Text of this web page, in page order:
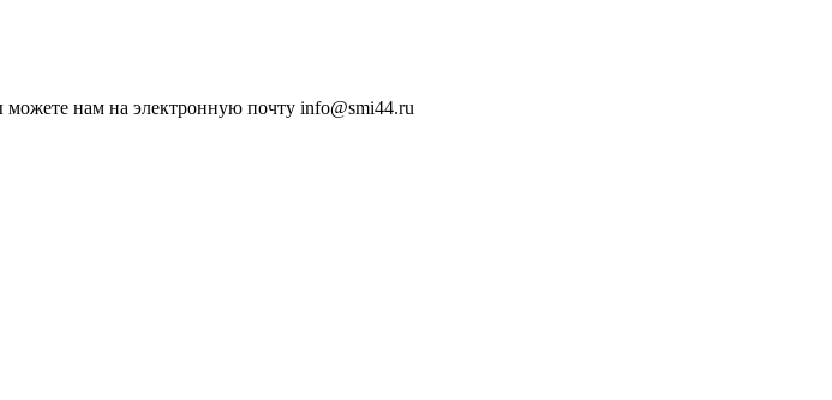
нам на электронную почту info@smi44.ru